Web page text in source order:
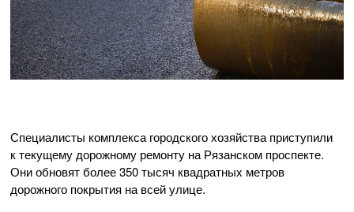
Специалисты комплекса городского хозяйства приступили
к текущему дорожному ремонту на Рязанском проспекте.
Они обновят более 350 тысяч квадратных метров
дорожного покрытия на всей улице.